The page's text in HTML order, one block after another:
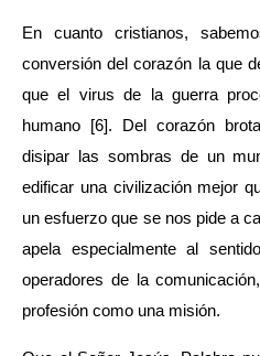
En cuanto cristianos,
conversión del corazón la que
que el virus de la guerra
humano
[6]. Del corazón
disipar las sombras de un
edificar una civilización mejor
un esfuerzo que se nos pide a
apela especialmente al
operadores de la
profesión como una misión.